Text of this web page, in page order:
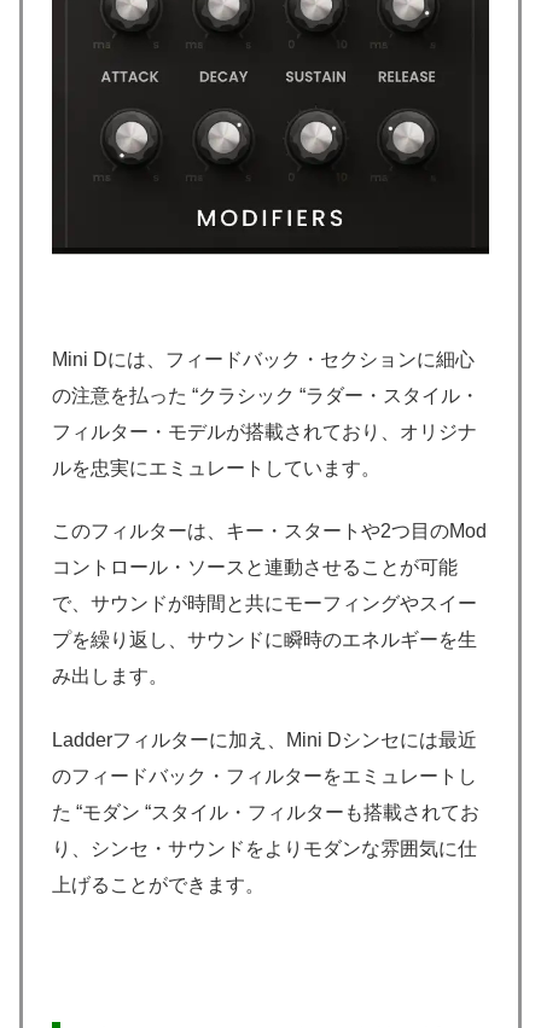
Mini Dには、フィードバック・セクションに細心
の注意を払った “クラシック “ラダー・スタイル・
フィルター・モデルが搭載されており、オリジナ
ルを忠実にエミュレートしています。
このフィルターは、キー・スタートや2つ目のMod
コントロール・ソースと連動させることが可能
で、サウンドが時間と共にモーフィングやスイー
プを繰り返し、サウンドに瞬時のエネルギーを生
み出します。
Ladderフィルターに加え、Mini Dシンセには最近
のフィードバック・フィルターをエミュレートし
た “モダン “スタイル・フィルターも搭載されてお
り、シンセ・サウンドをよりモダンな雰囲気に仕
上げることができます。